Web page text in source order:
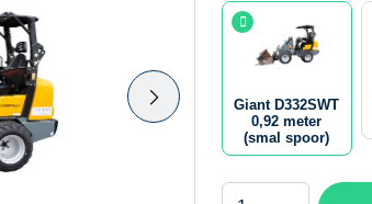
Giant D332SWT
0,92 meter
(smal spoor)